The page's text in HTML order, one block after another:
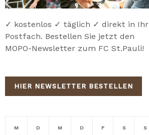
✓ kostenlos ✓ täglich ✓ direkt in Ihr
Postfach. Bestellen Sie jetzt den
MOPO-Newsletter zum FC St.Pauli!
HIER NEWSLETTER BESTELLEN
M D M D F S S